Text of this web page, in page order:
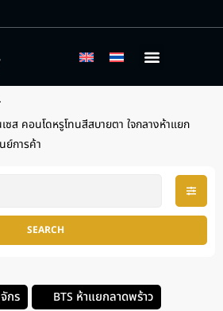
ซส คอนโดหรูโทนสีสบายตา ใจกลางห้าแยก
ย์การค้า
SEARCH
กร BTS ห้าแยกลาดพร้าว